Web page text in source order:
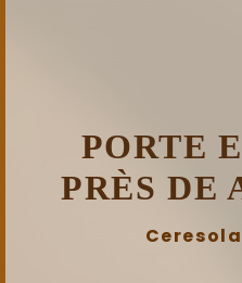
PORTE
PRÈS DE